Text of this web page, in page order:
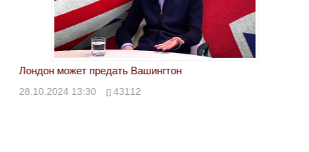
Лондон может предать Вашингтон
28.10.2024 13:30 43112